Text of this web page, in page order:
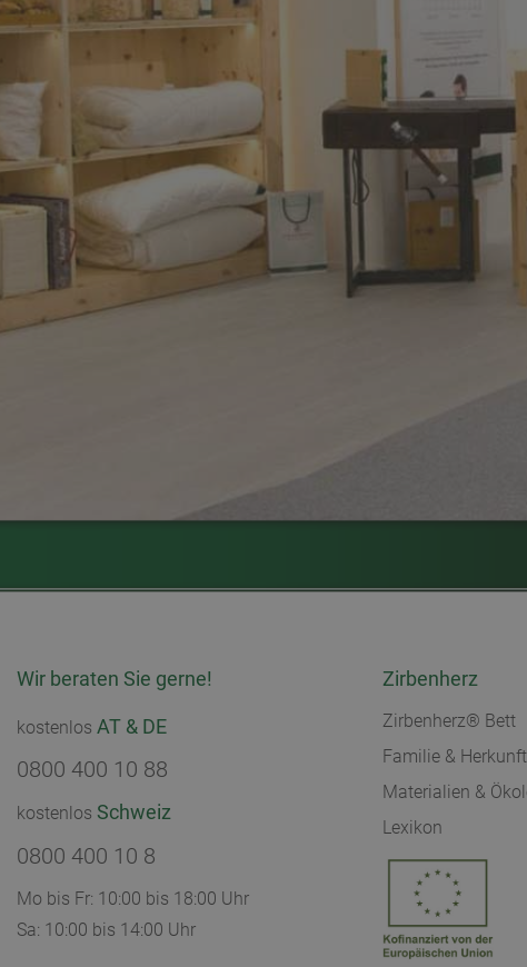
Wir beraten Sie gerne!
kostenlos AT & DE
0800 400 10 88
kostenlos Schweiz
0800 400 10 8
Mo bis Fr: 10:00 bis 18:00 Uhr
Sa: 10:00 bis 14:00 Uhr
Zirbenherz
Zirbenherz® Bett
Familie & Herkunft
Materialien &
Lexikon